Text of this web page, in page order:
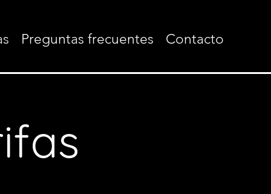
Preguntas frecuentes Contacto